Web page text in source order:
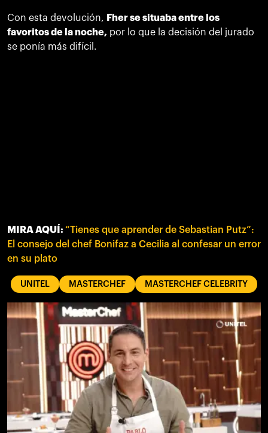
Con esta devolución, Fher se situaba entre los
favoritos de la noche, por lo que la decisión del jurado
se ponía más difícil.
MIRA AQUÍ: “Tienes que aprender de Sebastian Putz”:
El consejo del chef Bonifaz a Cecilia al confesar un error
en su plato
UNITEL MASTERCHEF MASTERCHEF CELEBRITY